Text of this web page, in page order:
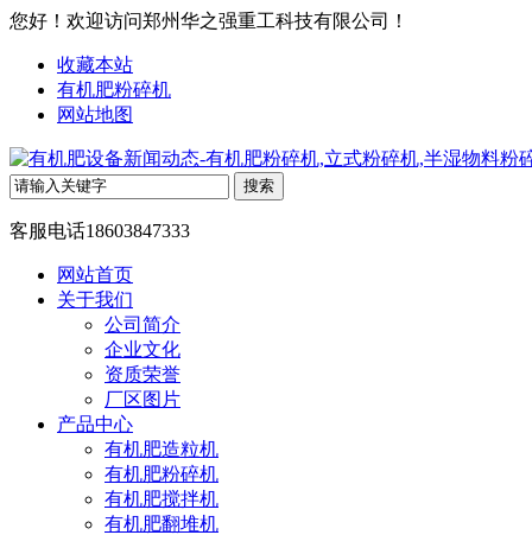
您好！欢迎访问郑州华之强重工科技有限公司！
收藏本站
有机肥粉碎机
网站地图
客服电话18603847333
网站首页
关于我们
公司简介
企业文化
资质荣誉
厂区图片
产品中心
有机肥造粒机
有机肥粉碎机
有机肥搅拌机
有机肥翻堆机